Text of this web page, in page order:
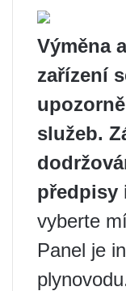
Výměna
zařízení
služeb.
předpisy
vyberte
Panel je